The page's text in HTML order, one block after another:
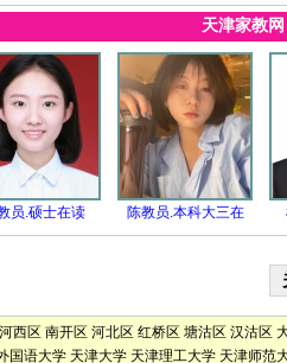
天津家教
员.硕士在读 陈教员.本科大三在
河西区 南开区 河北区 红桥区 塘沽区 汉沽区
国语大学 天津大学 天津理工大学 天津师范